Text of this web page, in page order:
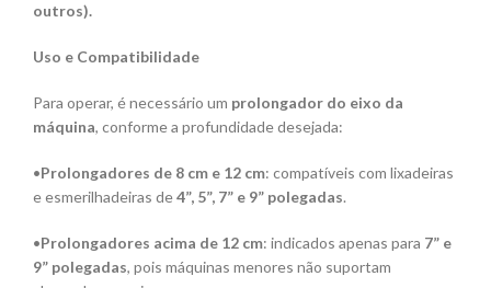
outros).
Uso e Compatibilidade
Para operar, é necessário um prolongador do eixo da
máquina, conforme a profundidade desejada:
•Prolongadores de 8 cm e 12 cm: compatíveis com lixadeiras
e esmerilhadeiras de4”, 5”, 7” e 9” polegadas.
•Prolongadores acima de 12 cm: indicados apenas para 7” e
9” polegadas, pois máquinas menores não suportam